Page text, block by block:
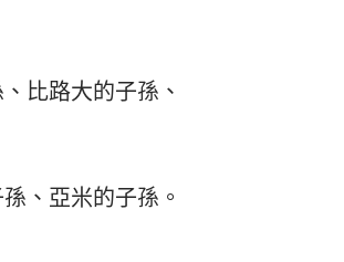
比路大的子孫、
、亞米的子孫。